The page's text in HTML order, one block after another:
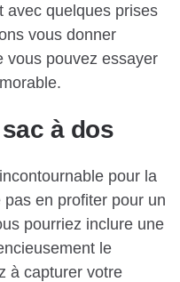
avec quelques prises
vous donner
vous pouvez essayer
à dos
pour la
en profiter pour un
pourriez inclure une
le
à capturer votre